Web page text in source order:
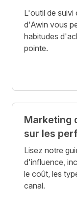
L'outil de suivi
d'Awin vous
habitudes
pointe.
Marketing
sur les
Lisez notre
d'influence,
le coût, les
canal.